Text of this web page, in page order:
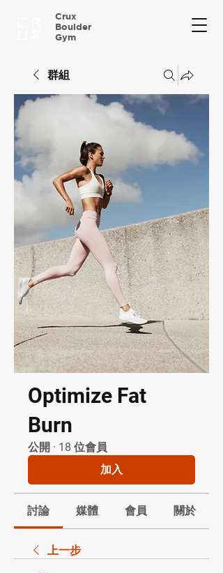
Crux
Boulder
Gym
群組
Optimize Fat
Burn
公開 · 18 位會員
加入
討論 媒體 會員 關於
上一步